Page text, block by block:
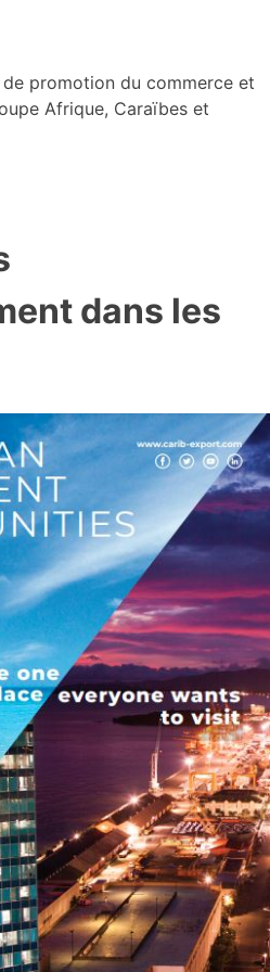
promotion du commerce et
Afrique, Caraïbes et
dans les